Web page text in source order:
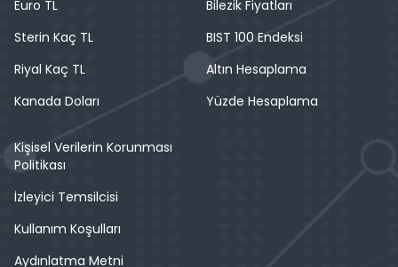
Euro TL
Sterin Kaç TL
Riyal Kaç TL
Kanada Doları
Bilezik Fiyatları
BIST 100 Endeksi
Altın Hesaplama
Yüzde Hesaplama
Kişisel Verilerin Korunması
Politikası
İzleyici Temsilcisi
Kullanım Koşulları
Aydınlatma Metni